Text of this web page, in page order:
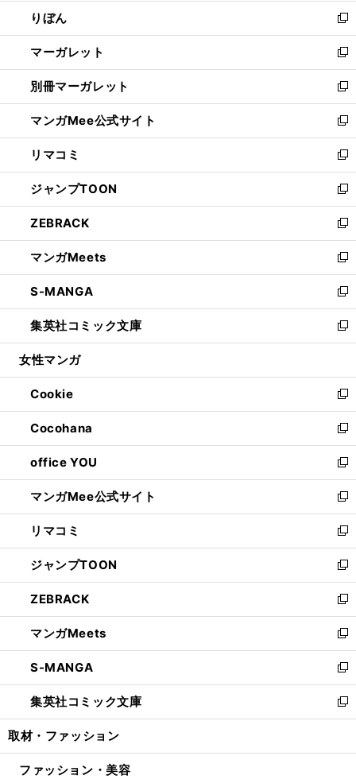
く
で
開
く
ド
ウ
で
開
く
ウ
ィ
ン
ド
ウ
で
開
く
りぼん
新
し
い
ウ
ィ
ン
ド
ウ
で
開
く
マーガレット
新
し
い
ウ
ィ
ン
ド
ウ
で
開
く
別冊マーガレット
新
し
い
ウ
ィ
ン
ド
ウ
で
開
く
マンガMee公式サイト
新
し
い
ウ
ィ
ン
ド
ウ
で
開
く
リマコミ
新
し
い
ウ
ィ
ン
ド
ウ
で
開
く
ジャンプTOON
新
し
い
ウ
ィ
ン
ド
ウ
で
開
ZEBRACK
新
し
い
ウ
ィ
ン
ド
ウ
開
く
マンガMeets
新
し
い
ウ
ィ
ン
ウ
で
開
く
S-MANGA
新
し
い
ウ
ン
ド
ウ
で
開
く
集英社コミック文庫
新
し
ウ
ィ
ン
ド
ウ
で
開
く
女性マンガ
Cookie
新
し
い
ウ
ィ
ン
ド
ウ
で
開
く
Cocohana
新
し
い
ウ
ィ
ン
ド
ウ
で
開
く
office YOU
新
し
い
ウ
ィ
ン
ド
ウ
で
開
く
マンガMee公式サイト
新
し
い
ウ
ィ
ン
ド
ウ
で
開
く
リマコミ
新
し
い
ウ
ィ
ン
ド
ウ
で
開
く
ジャンプTOON
新
し
い
ウ
ィ
ン
ド
ウ
で
開
ZEBRACK
新
し
い
ウ
ィ
ン
ド
ウ
開
マンガMeets
新
し
い
ウ
ィ
ン
ウ
S-MANGA
新
し
い
ウ
ン
集英社コミック文庫
新
し
ウ
取材・ファッション
ファッション・美容